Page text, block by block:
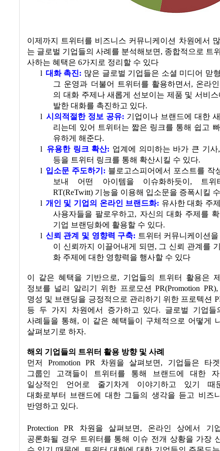
이제까지 트위터를 비즈니스 커뮤니케이션 차원에서
는 글로벌 기업들의 사례를 분석해보면, 종합적으로 트
사하는 혜택은 6가지로 정리할 수 있다
l 대화 촉진: 많은 글로벌 기업들은 소셜 미디어 맏
그 운영과 더불어 트위터를 활용하면서 , 온라
의 대화 주제나 새롭게 선보이는 제품 및 서비
발한 대화를 촉진하고 있다.
l 시의적절한 정보 공유: 기업이나 브랜드에 대한
리는데 있어 트위터는 짧은 링크를 통해 쉽고
유하게 해준다.
l 유용한 링크 확산: 업계에 의미하는 바가 큰 기사
등을 트위터 링크를 통해 확산시킬 수 있다.
l 입소문 주도하기 : 블로고스피어에서 포스트를 작
보내 어떤 아이템을 이슈화하듯이 , 트
RT(ReTwitt) 기능을 이용해 입소문을 증폭시킬
l 개인 및 기업의 온라인 브랜드화: 유사한 대화 주
사용자들을 팔로우하고, 자신의 대화 주제를
기업 브랜딩화에 활용할 수 있다.
l 신뢰 관계 및 영향력 구축: 트위터 커뮤니케이션
이 신뢰까지 이끌어내게 되면, 그 신뢰 관계를
화 주제에 대한 영향력을 행사할 수 있다
이 같은 혜택을 기반으로, 기업들의 트위터 활용은
정보를 널리 알리기 위한 프로모션 PR(Promotion
명성 및 브랜딩을 긍정적으로 관리하기 위한 프로텍션
등 두 가지 차원에서 증가하고 있다. 글로벌 기업
사례들을 통해 , 이 같은 혜택들이 구체적으로 어떻게
살펴보기로 하자.
해외 기업들의 트위터 활용 방향 및 사례
먼저
Promotion PR 차원을 살펴보면, 기업들은 타
그룹인 고객들이 트위터를 통해 브랜드에 대한
일상적인 언어로 줄기차게 이야기하고 있기 때
대화로부터 브랜드에 대한 그들의 생각을 듣고 비즈
반영하고 있다.
Protection PR 차원을 살펴보면, 온라인 상에서 기
공론화될 경우 트위터를 통해 이슈 전개 상황을 가장